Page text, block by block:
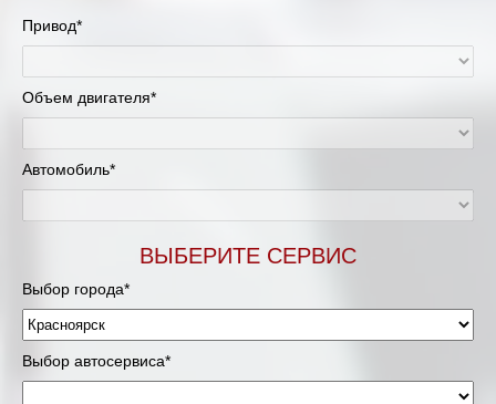
Привод*
Объем двигателя*
Автомобиль*
ВЫБЕРИТЕ СЕРВИС
Выбор города*
Выбор автосервиса*